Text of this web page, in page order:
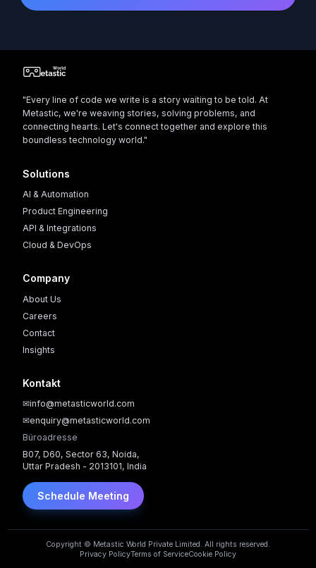
"Every line of code we write is a story waiting to be told. At
Metastic, we're weaving stories, solving problems, and
connecting hearts. Let's connect together and explore this
boundless technology world."
Solutions
AI & Automation
Product Engineering
API & Integrations
Cloud & DevOps
Company
About Us
Careers
Contact
Insights
Kontakt
✉info@metasticworld.com
✉enquiry@metasticworld.com
Büroadresse
B07, D60, Sector 63, Noida,
Uttar Pradesh - 2013101, India
Schedule Meeting
Copyright © Metastic World Private Limited. All rights reserved.
Privacy PolicyTerms of ServiceCookie Policy